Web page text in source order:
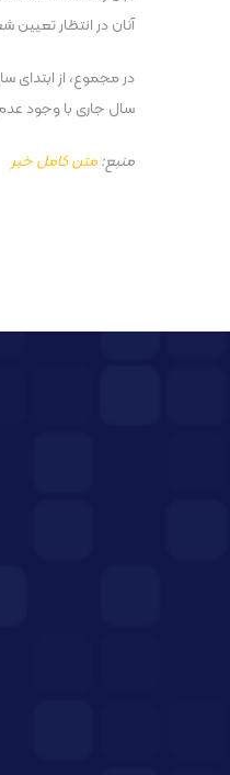
آنان در انتظار
سال جاری با وجود
منبع:متن کامل خبر